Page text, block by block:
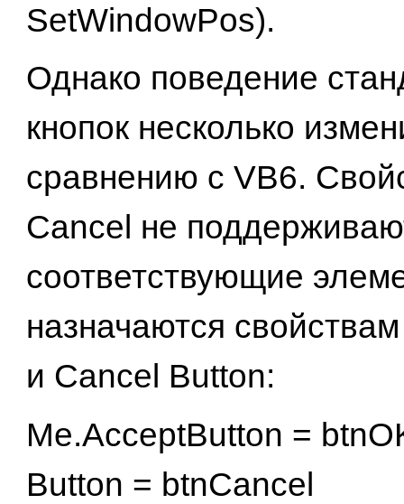
SetWindowPos).
Однако поведение
кнопок несколько
сравнению с VB6.
Cancel не
соответствующие
назначаются
и Cancel Button:
Me.AcceptButton =
Button = btnCancel